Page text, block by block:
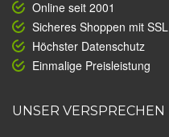
Online seit 2001
Sicheres Shoppen mit SSL
Höchster Datenschutz
Einmalige Preisleistung
UNSER VERSPRECHEN